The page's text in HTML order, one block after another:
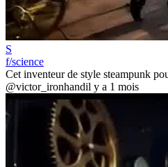
S
f/science
Cet inventeur de style steampunk
@victor_ironhandil y a 1 mois